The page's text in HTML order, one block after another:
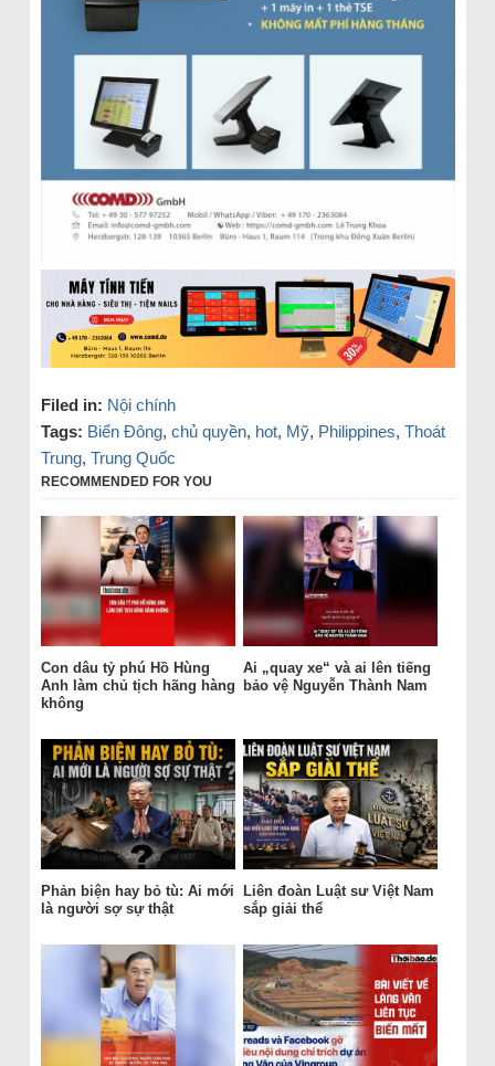
Filed in: Nội chính
Tags: Biển Đông, chủ quyền, hot, Mỹ, Philippines, Thoát
Trung, Trung Quốc
RECOMMENDED FOR YOU
Con dâu tỷ phú Hồ Hùng
Anh làm chủ tịch hãng hàng
không
Ai „quay xe“ và ai lên tiếng
bảo vệ Nguyễn Thành Nam
Phản biện hay bỏ tù: Ai mới
là người sợ sự thật
Liên đoàn Luật sư Việt Nam
sắp giải thể